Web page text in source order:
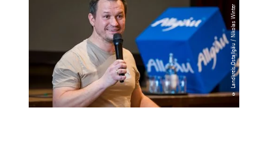
© Landkreis Ostallgäu / Nikolas Winter